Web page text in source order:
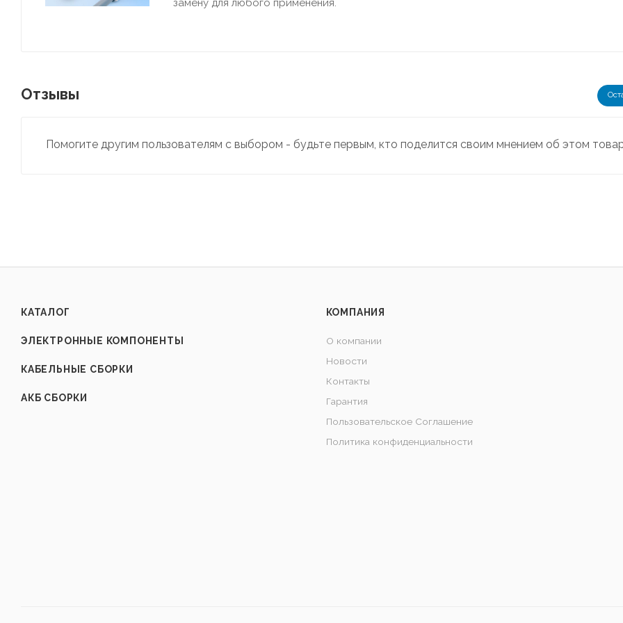
замену для любого применения.
Отзывы
Помогите другим пользователям с выбором - будьте первым, кто поделится своим мнением об этом
КАТАЛОГ
ЭЛЕКТРОННЫЕ КОМПОНЕНТЫ
КАБЕЛЬНЫЕ СБОРКИ
АКБ СБОРКИ
КОМПАНИЯ
О компании
Новости
Контакты
Гарантия
Пользовательское Соглашение
Политика конфиденциальности